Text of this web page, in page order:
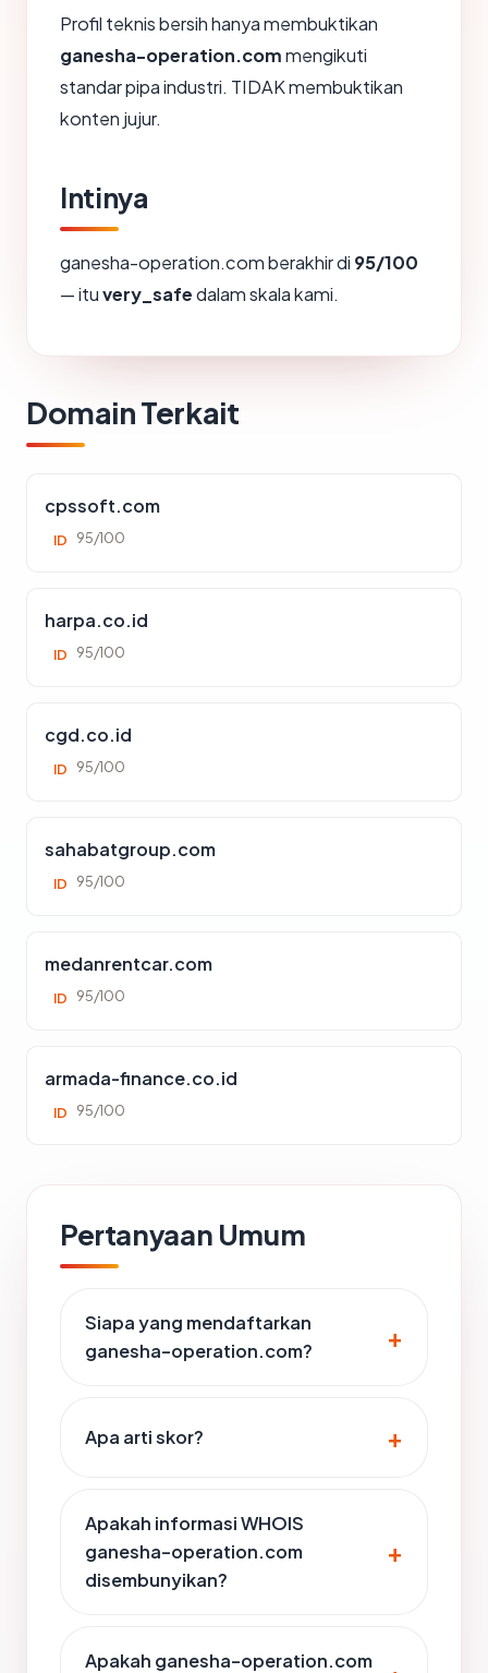
Profil teknis bersih hanya membuktikan
ganesha-operation.commengikuti
standar pipa industri. TIDAK membuktikan
konten jujur.
Intinya
ganesha-operation.com berakhir di 95/100
— ituvery_safedalam skala kami.
Domain Terkait
cpssoft.com
ID 95/100
harpa.co.id
ID 95/100
cgd.co.id
ID 95/100
sahabatgroup.com
ID 95/100
medanrentcar.com
ID 95/100
armada-finance.co.id
ID 95/100
Pertanyaan Umum
Siapa yang mendaftarkan
ganesha-operation.com?
Apa arti skor?
Apakah informasi WHOIS
ganesha-operation.com
disembunyikan?
Apakah ganesha-operation.com